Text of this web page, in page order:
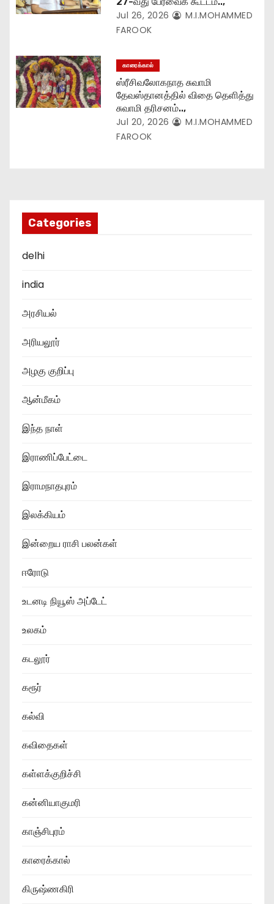
Jul 26, 2026
M.I.MOHAMMED
FAROOK
காரைக்கால்
ஸ்ரீசிவலோகநாத சுவாமி
தேவஸ்தானத்தில் விதை தெளித்து
சுவாமி தரிசனம்..,
Jul 20, 2026
M.I.MOHAMMED
FAROOK
Categories
delhi
india
அரசியல்
அரியலூர்
அழகு குறிப்பு
ஆன்மீகம்
இந்த நாள்
இராணிப்பேட்டை
இராமநாதபுரம்
இலக்கியம்
இன்றைய ராசி பலன்கள்
ஈரோடு
உடனடி நியூஸ் அப்டேட்
உலகம்
கடலூர்
கரூர்
கல்வி
கவிதைகள்
கள்ளக்குறிச்சி
கன்னியாகுமரி
காஞ்சிபுரம்
காரைக்கால்
கிருஷ்ணகிரி